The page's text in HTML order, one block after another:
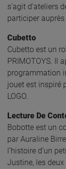
s’agit d’ateliers
participer
Cubetto
Cubetto est un
PRIMOTOYS. Il
programmation
jouet est inspiré
LOGO.
Lecture De
Bobotte est un
par Auraline
l’histoire d’un
Justine, les